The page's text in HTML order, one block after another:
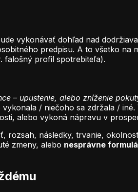
vykonávať dohľad nad
predpisu. A to všetko na
falošný profil spotrebiteľa).
– upustenie, alebo zníženie
/ niečoho sa zdržala /
alebo vykoná nápravu v
rozsah, následky, trvanie,
zmeny, alebo nesprávne